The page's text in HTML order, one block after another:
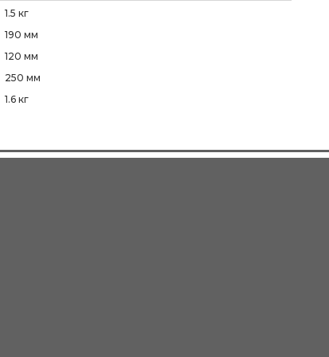
1.5 кг
190 мм
120 мм
250 мм
1.6 кг